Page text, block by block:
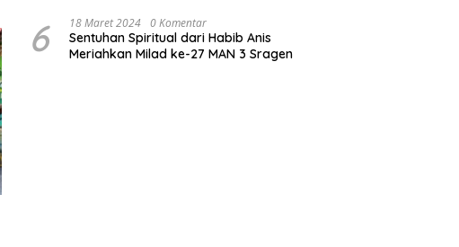
6 18 Maret 2024 0 Komentar
Sentuhan Spiritual dari Habib Anis
Meriahkan Milad ke-27 MAN 3 Sragen